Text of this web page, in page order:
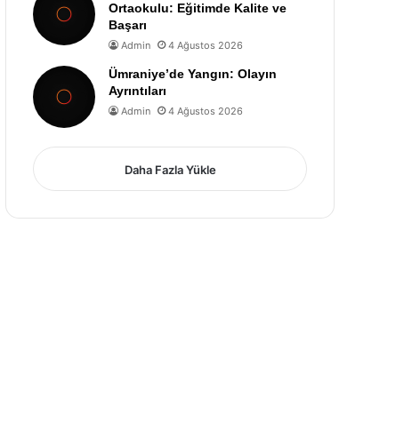
Ortaokulu: Eğitimde Kalite ve
Başarı
Admin 4 Ağustos 2026
Ümraniye’de Yangın: Olayın
Ayrıntıları
Admin 4 Ağustos 2026
Daha Fazla Yükle